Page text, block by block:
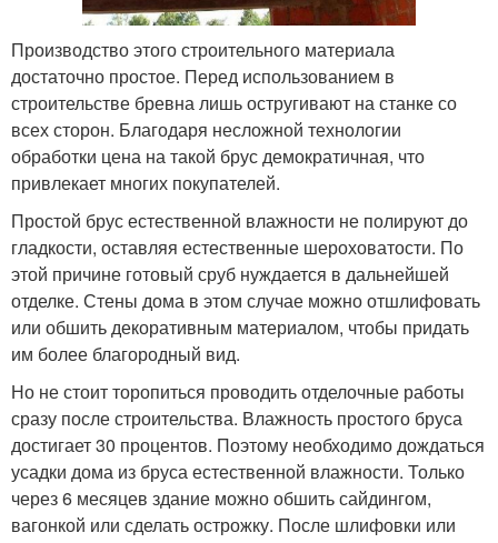
Производство этого строительного материала
достаточно простое. Перед использованием в
строительстве бревна лишь остругивают на станке со
всех сторон. Благодаря несложной технологии
обработки цена на такой брус демократичная, что
привлекает многих покупателей.
Простой брус естественной влажности не полируют до
гладкости, оставляя естественные шероховатости. По
этой причине готовый сруб нуждается в дальнейшей
отделке. Стены дома в этом случае можно отшлифовать
или обшить декоративным материалом, чтобы придать
им более благородный вид.
Но не стоит торопиться проводить отделочные работы
сразу после строительства. Влажность простого бруса
достигает 30 процентов. Поэтому необходимо дождаться
усадки дома из бруса естественной влажности. Только
через 6 месяцев здание можно обшить сайдингом,
вагонкой или сделать острожку. После шлифовки или